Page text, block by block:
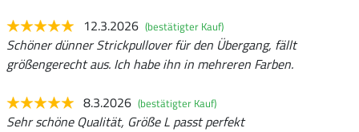
12.3.2026 (bestätigter Kauf)
Schöner dünner Strickpullover für den Übergang, fällt
größengerecht aus. Ich habe ihn in mehreren Farben.
8.3.2026 (bestätigter Kauf)
Sehr schöne Qualität, Größe L passt perfekt